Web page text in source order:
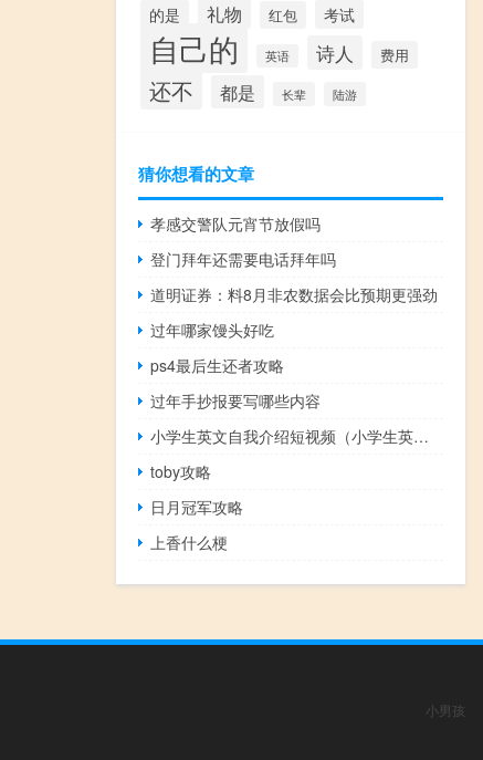
的是 礼物 红包 考试
自己的 英语 诗人 费用
还不 都是 长辈 陆游
猜你想看的文章
孝感交警队元宵节放假吗
登门拜年还需要电话拜年吗
道明证券：料8月非农数据会比预期更强劲
过年哪家馒头好吃
ps4最后生还者攻略
过年手抄报要写哪些内容
小学生英文自我介绍短视频（小学生英文自我介绍）
toby攻略
日月冠军攻略
上香什么梗
小男孩